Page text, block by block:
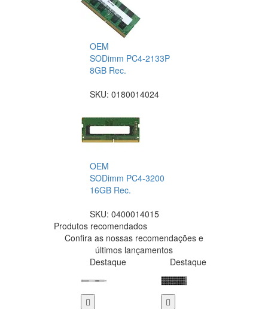
OEM
SODimm PC4-2133P
8GB Rec.
SKU: 0180014024
OEM
SODimm PC4-3200
16GB Rec.
SKU: 0400014015
Produtos recomendados
Confira as nossas recomendações e
últimos lançamentos
Destaque
Destaque